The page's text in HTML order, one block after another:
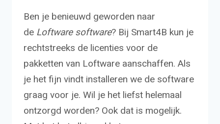
Ben je benieuwd geworden naar
de Loftware software? Bij Smart4B kun je
rechtstreeks de licenties voor de
pakketten van Loftware aanschaffen. Als
je het fijn vindt installeren we de software
graag voor je. Wil je het liefst helemaal
ontzorgd worden? Ook dat is mogelijk.